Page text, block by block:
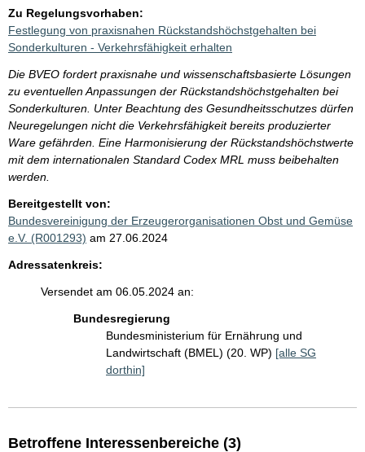
Zu Regelungsvorhaben:
Festlegung von praxisnahen Rückstandshöchstgehalten bei
Sonderkulturen - Verkehrsfähigkeit erhalten
Die BVEO fordert praxisnahe und wissenschaftsbasierte Lösungen
zu eventuellen Anpassungen der Rückstandshöchstgehalten bei
Sonderkulturen. Unter Beachtung des Gesundheitsschutzes dürfen
Neuregelungen nicht die Verkehrsfähigkeit bereits produzierter
Ware gefährden. Eine Harmonisierung der Rückstandshöchstwerte
mit dem internationalen Standard Codex MRL muss beibehalten
werden.
Bereitgestellt von:
Bundesvereinigung der Erzeugerorganisationen Obst und Gemüse
e.V. (R001293) am 27.06.2024
Adressatenkreis:
Versendet am 06.05.2024 an:
Bundesregierung
Bundesministerium für Ernährung und
Landwirtschaft (BMEL) (20. WP) [alle SG
dorthin]
Betroffene Interessenbereiche (3)